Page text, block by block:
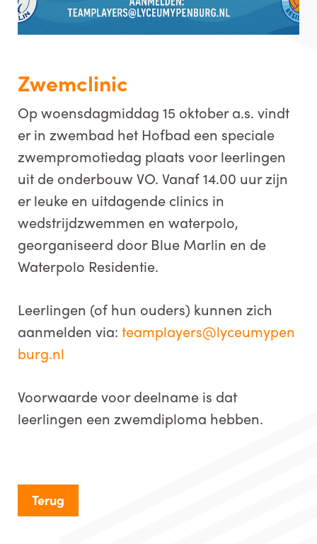
Zwemclinic
Op woensdagmiddag 15 oktober a.s. vindt
er in zwembad het Hofbad een speciale
zwempromotiedag plaats voor leerlingen
uit de onderbouw VO. Vanaf 14.00 uur zijn
er leuke en uitdagende clinics in
wedstrijdzwemmen en waterpolo,
georganiseerd door Blue Marlin en de
Waterpolo Residentie.
Leerlingen (of hun ouders) kunnen zich
aanmelden via: teamplayers@lyceumypen
burg.nl
Voorwaarde voor deelname is dat
leerlingen een zwemdiploma hebben.
Terug